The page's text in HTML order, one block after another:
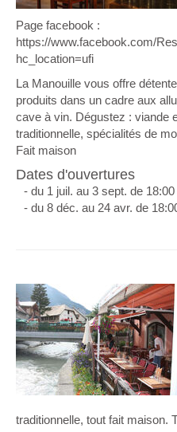
Page facebook :
https://www.facebook.com/
hc_location=ufi
La Manouille vous offre
produits dans un cadre aux
cave à vin. Dégustez : viande
traditionnelle, spécialités de
Fait maison
Dates d'ouvertures
- du 1 juil. au 3 sept. de
- du 8 déc. au 24 avr. de
traditionnelle, tout fait maison.